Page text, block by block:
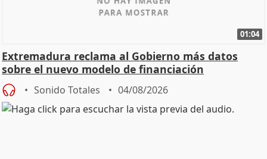
01:04
Extremadura reclama al Gobierno más datos
sobre el nuevo modelo de financiación
Sonido Totales 04/08/2026